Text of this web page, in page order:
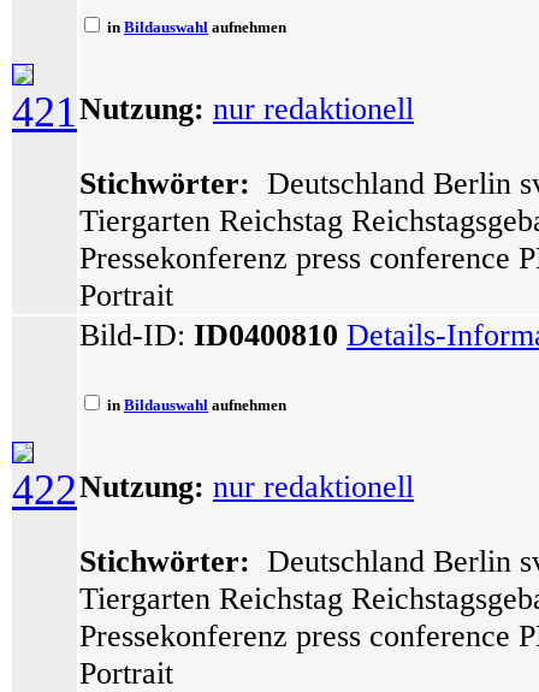
421
in Bildauswahl aufnehmen
Nutzung: nur redaktionell
Stichwörter: Deutschland Berlin
Tiergarten Reichstag
Pressekonferenz press
Portrait
422
Bild-ID: ID0400810 Details-
in Bildauswahl aufnehmen
Nutzung: nur redaktionell
Stichwörter: Deutschland Berlin
Tiergarten Reichstag
Pressekonferenz press
Portrait